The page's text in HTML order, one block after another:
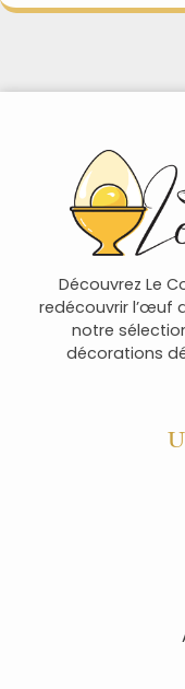
Découvrez Le
redécouvrir l’œuf
notre
décorations